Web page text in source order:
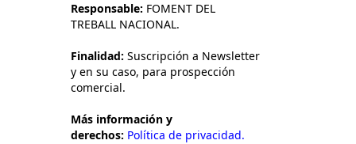
Responsable: FOMENT DEL
TREBALL NACIONAL.
Finalidad: Suscripción a Newsletter
y en su caso, para prospección
comercial.
Más información y
derechos: Política de privacidad.